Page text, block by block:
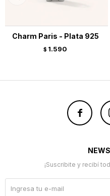
Charm Paris - Plata 925
$ 1.590

¡Suscribite y recibí